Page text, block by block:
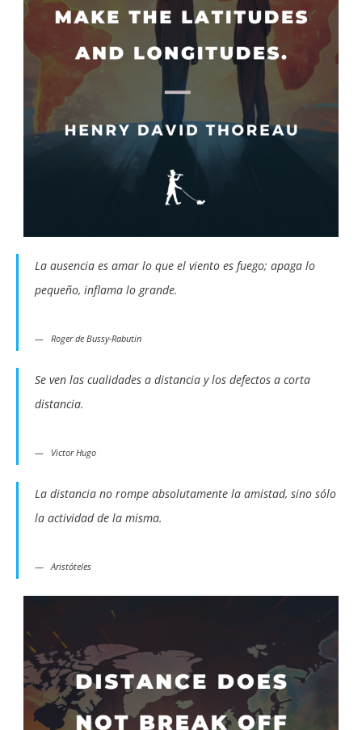
La ausencia es amar lo que el viento es fuego; apaga lo
pequeño, inflama lo grande.
Roger de Bussy-Rabutin
Se ven las cualidades a distancia y los defectos a corta
distancia.
Victor Hugo
La distancia no rompe absolutamente la amistad, sino sólo
la actividad de la misma.
Aristóteles